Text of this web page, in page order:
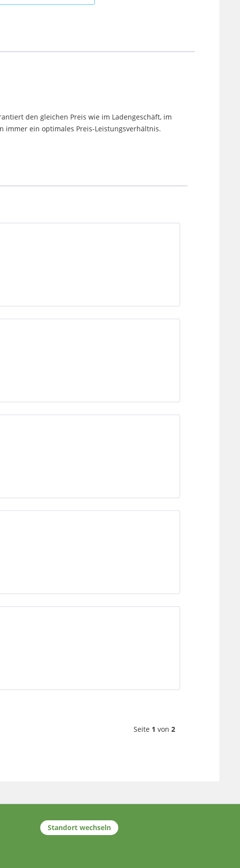
den gleichen Preis wie im Ladengeschäft, im
immer ein optimales Preis-Leistungsverhältnis.
Seite 1 von 2
Standort wechseln